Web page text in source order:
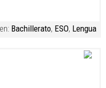
Bachillerato, ESO, Lengua